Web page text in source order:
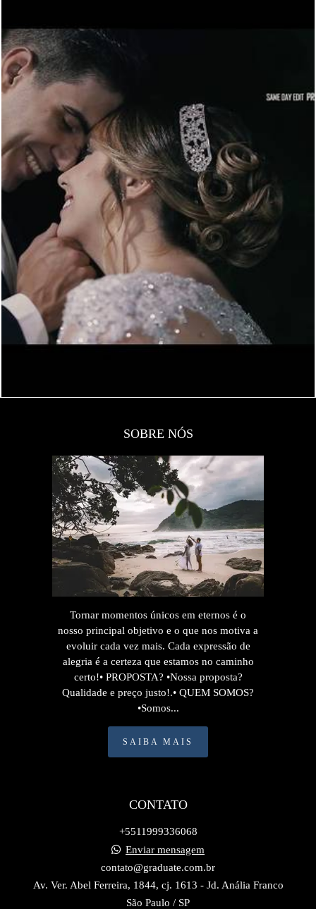
2368 0
SOBRE NÓS
Tornar momentos únicos em eternos é o
nosso principal objetivo e o que nos motiva a
evoluir cada vez mais. Cada expressão de
alegria é a certeza que estamos no caminho
certo!• PROPOSTA? •Nossa proposta?
Qualidade e preço justo!.• QUEM SOMOS?
•Somos...
SAIBA MAIS
CONTATO
+5511999336068
Enviar mensagem
contato@graduate.com.br
Av. Ver. Abel Ferreira, 1844, cj. 1613 - Jd. Anália Franco
São Paulo / SP